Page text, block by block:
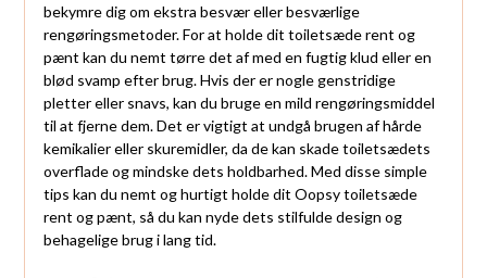
bekymre dig om ekstra besvær eller besværlige
rengøringsmetoder. For at holde dit toiletsæde rent og
pænt kan du nemt tørre det af med en fugtig klud eller en
blød svamp efter brug. Hvis der er nogle genstridige
pletter eller snavs, kan du bruge en mild rengøringsmiddel
til at fjerne dem. Det er vigtigt at undgå brugen af hårde
kemikalier eller skuremidler, da de kan skade toiletsædets
overflade og mindske dets holdbarhed. Med disse simple
tips kan du nemt og hurtigt holde dit Oopsy toiletsæde
rent og pænt, så du kan nyde dets stilfulde design og
behagelige brug i lang tid.